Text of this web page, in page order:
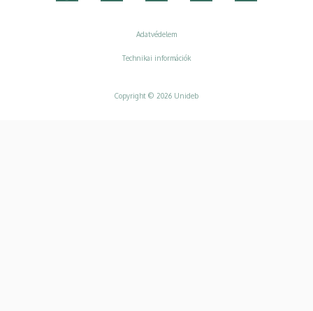
Adatvédelem
Technikai információk
Copyright © 2026 Unideb